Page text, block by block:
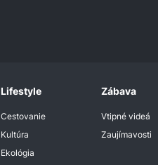
Lifestyle
Cestovanie
Kultúra
Ekológia
Zábava
Vtipné videá
Zaujímavosti